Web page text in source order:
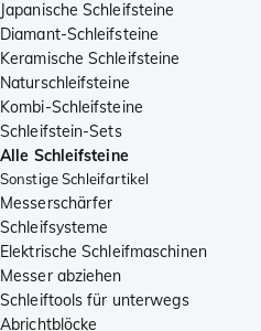
Japanische Schleifsteine
Diamant-Schleifsteine
Keramische Schleifsteine
Naturschleifsteine
Kombi-Schleifsteine
Schleifstein-Sets
Alle Schleifsteine
Sonstige Schleifartikel
Messerschärfer
Schleifsysteme
Elektrische Schleifmaschinen
Messer abziehen
Schleiftools für unterwegs
Abrichtblöcke